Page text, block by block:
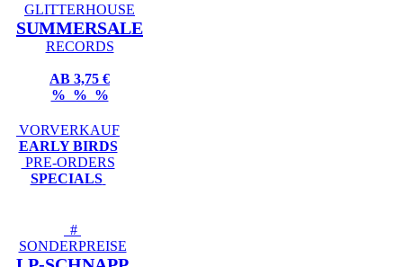
GLITTERHOUSE
SUMMERSALE
RECORDS
AB 3,75 €
% % %
VORVERKAUF
EARLY BIRDS
PRE-ORDERS
SPECIALS
#
SONDERPREISE